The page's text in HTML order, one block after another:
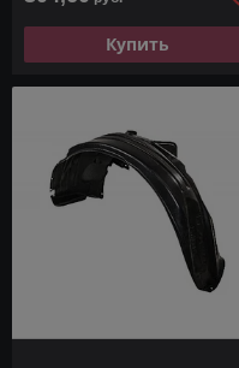
Купить